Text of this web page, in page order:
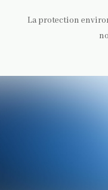
La protection